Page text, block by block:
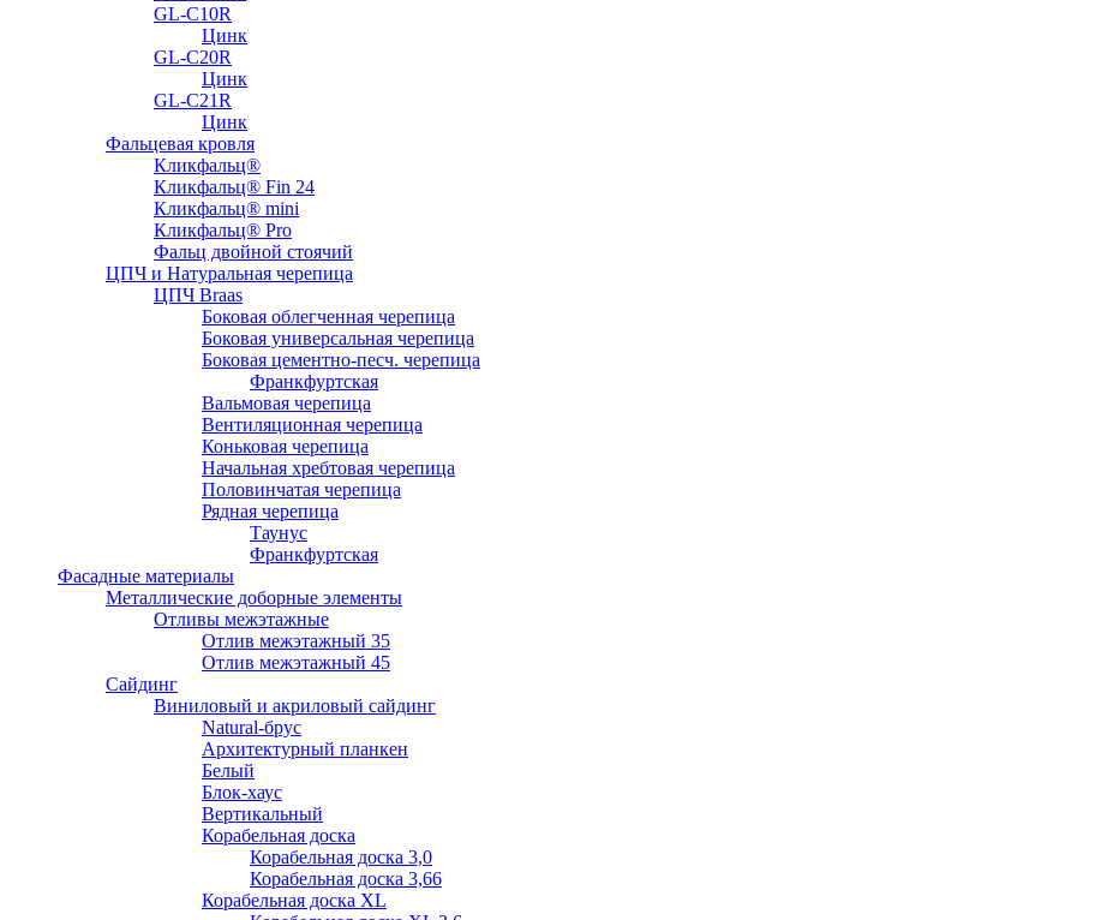
GL-С10R
Цинк
GL-С20R
Цинк
GL-С21R
Цинк
Фальцевая кровля
Кликфальц®
Кликфальц® Fin 24
Кликфальц® mini
Кликфальц® Pro
Фальц двойной стоячий
ЦПЧ и Натуральная черепица
ЦПЧ Braas
Боковая облегченная черепица
Боковая универсальная черепица
Боковая цементно-песч. черепица
Франкфуртская
Вальмовая черепица
Вентиляционная черепица
Коньковая черепица
Начальная хребтовая черепица
Половинчатая черепица
Рядная черепица
Таунус
Франкфуртская
Фасадные материалы
Металлические доборные элементы
Отливы межэтажные
Отлив межэтажный 35
Отлив межэтажный 45
Сайдинг
Виниловый и акриловый сайдинг
Natural-брус
Архитектурный планкен
Белый
Блок-хаус
Вертикальный
Корабельная доска
Корабельная доска 3,0
Корабельная доска 3,66
Корабельная доска XL